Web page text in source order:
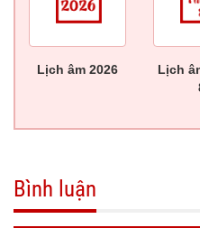
Lịch âm 2026
Lịch
Bình luận